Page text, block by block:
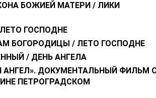
БОЖИЕЙ МАТЕРИ / ЛИКИ
ГОСПОДНЕ
БОГОРОДИЦЫ / ЛЕТО ГОСПОДНЕ
/ ДЕНЬ АНГЕЛА
АНГЕЛ». ДОКУМЕНТАЛЬНЫЙ ФИЛЬМ
ПЕТРОГРАДСКОМ